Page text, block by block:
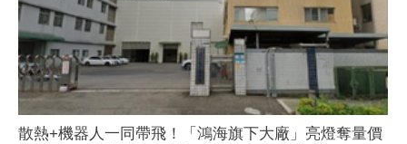
散熱+機器人一同帶飛！「鴻海旗下大廠」亮燈奪量價